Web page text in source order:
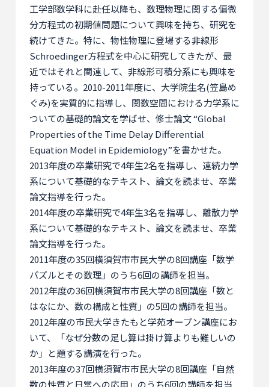
工学部数学科に赴任以降も、数理物理に関する偏微
分方程式の初期値問題について興味を持ち、研究を
続けてきた。特に、物性物理に登場する非線形
Schroedinger方程式を中心に研究してきたが、最
近ではそれと関連して、非線形可積分系にも興味を
持っている。2010-2011年度に、大学院生名(笠島め
ぐみ)を実質的に指導し、関数空間における力学系に
ついての基礎的論文を学ばせ、修士論文 “Global
Properties of the Time Delay Differential
Equation Model in Epidemiology”を書かせた。
2013年度の卒業研究で4年生2名を指導し、連続力学
系について基礎的なテキスト、論文を読ませ、卒業
論文指導を行った。
2014年度の卒業研究で4年生3名を指導し、離散力学
系について基礎的なテキスト、論文を読ませ、卒業
論文指導を行った。
2011年度の35回横須賀市市民大学の8回講座「数学
パズルとその数理」のうち6回の講師を担当。
2012年度の36回横須賀市市民大学の8回講座「数と
はなにか、数の構成と性質」の5回の講師を担当。
2012年度の市民大学きたもと学苑オープン講座にお
いて、「なぜ分数の足し算は掛け算よりも難しいの
か」と題する講演を行った。
2013年度の37回横須賀市市民大学の8回講座「自然
数の性質と日常への応用」のうち6回の講師を担当